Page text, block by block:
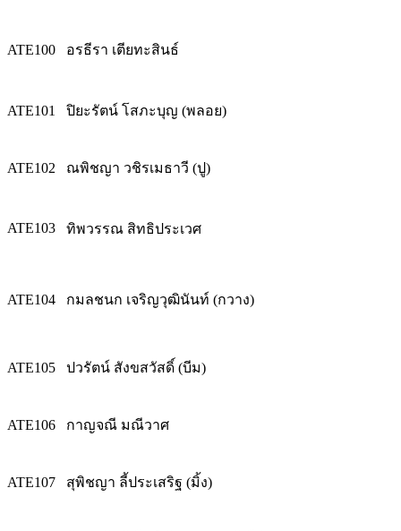
ATE100 อรธีรา เตียทะสินธ์
ATE101 ปิยะรัตน์ โสภะบุญ (พลอย)
ATE102 ณพิชญา วชิรเมธาวี (ปู)
ATE103 ทิพวรรณ สิทธิประเวศ
ATE104 กมลชนก เจริญวุฒินันท์ (กวาง)
ATE105 ปวรัตน์ สังขสวัสดิ์ (บีม)
ATE106 กาญจณี มณีวาศ
ATE107 สุพิชญา ลี้ประเสริฐ (มิ้ง)